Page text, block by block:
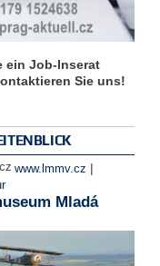
ein Job-Inserat
Sie uns!
www.lmmv.cz |
Mladá